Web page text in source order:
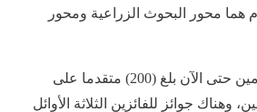
هما محور البحوث الزراعية ومحور
وأوضح، أن "عدد المتقدمين حتى الآن بلغ (200) متقدما على
وهناك جوائز للفائزين الثلاثة الأوائل